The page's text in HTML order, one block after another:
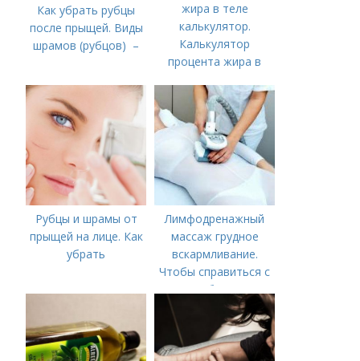
Как убрать рубцы
после прыщей. Виды
шрамов (рубцов) –
жира в теле
калькулятор.
Калькулятор
процента жира в
Рубцы и шрамы от
прыщей на лице. Как
убрать
Лимфодренажный
массаж грудное
вскармливание.
Чтобы справиться с
нагрубанием,
необходимо
предпринять
следующие действия: